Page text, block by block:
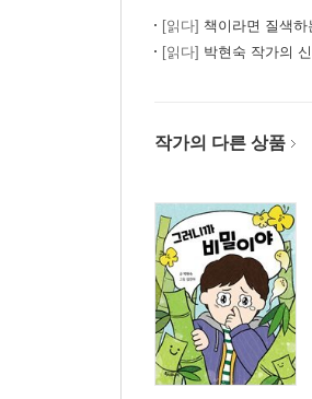
[읽다] 책이라면 질색
[읽다] 박현숙 작가의
작가의 다른 상품